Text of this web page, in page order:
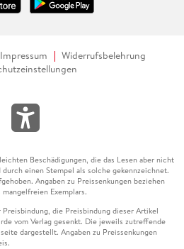
Impressum
Widerrufsbelehrung
Beschädigungen, die das Lesen aber nicht
einen Stempel als solche gekennzeichnet.
Angaben zu Preissenkungen beziehen
Exemplars.
die Preisbindung dieser Artikel
vom Verlag gesenkt. Die jeweils zutreffende
dargestellt. Angaben zu Preissenkungen